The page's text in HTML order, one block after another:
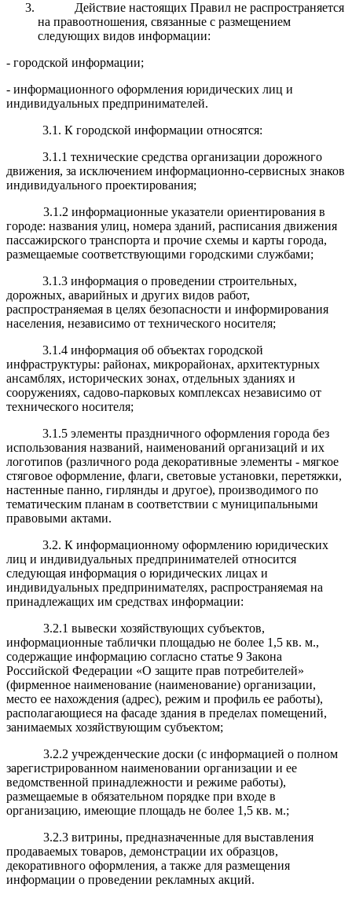
Действие настоящих Правил не распространяется
на правоотношения, связанные с размещением
следующих видов информации:
- городской информации;
- информационного оформления юридических лиц и
индивидуальных предпринимателей.
3.1. К городской информации относятся:
3.1.1 технические средства организации дорожного
движения, за исключением информационно-сервисных знаков
индивидуального проектирования;
3.1.2 информационные указатели ориентирования в
городе: названия улиц, номера зданий, расписания движения
пассажирского транспорта и прочие схемы и карты города,
размещаемые соответствующими городскими службами;
3.1.3 информация о проведении строительных,
дорожных, аварийных и других видов работ,
распространяемая в целях безопасности и информирования
населения, независимо от технического носителя;
3.1.4 информация об объектах городской
инфраструктуры: районах, микрорайонах, архитектурных
ансамблях, исторических зонах, отдельных зданиях и
сооружениях, садово-парковых комплексах независимо от
технического носителя;
3.1.5 элементы праздничного оформления города без
использования названий, наименований организаций и их
логотипов (различного рода декоративные элементы - мягкое
стяговое оформление, флаги, световые установки, перетяжки,
настенные панно, гирлянды и другое), производимого по
тематическим планам в соответствии с муниципальными
правовыми актами.
3.2. К информационному оформлению юридических
лиц и индивидуальных предпринимателей относится
следующая информация о юридических лицах и
индивидуальных предпринимателях, распространяемая на
принадлежащих им средствах информации:
3.2.1 вывески хозяйствующих субъектов,
информационные таблички площадью не более 1,5 кв. м.,
содержащие информацию согласно статье 9 Закона
Российской Федерации «О защите прав потребителей»
(фирменное наименование (наименование) организации,
место ее нахождения (адрес), режим и профиль ее работы),
располагающиеся на фасаде здания в пределах помещений,
занимаемых хозяйствующим субъектом;
3.2.2 учрежденческие доски (с информацией о полном
зарегистрированном наименовании организации и ее
ведомственной принадлежности и режиме работы),
размещаемые в обязательном порядке при входе в
организацию, имеющие площадь не более 1,5 кв. м.;
3.2.3 витрины, предназначенные для выставления
продаваемых товаров, демонстрации их образцов,
декоративного оформления, а также для размещения
информации о проведении рекламных акций.